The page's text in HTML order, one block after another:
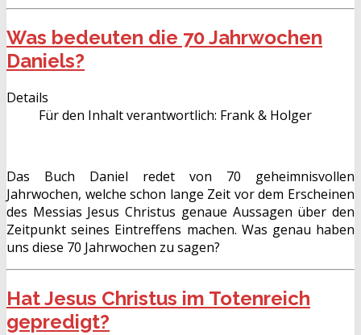
Was bedeuten die 70 Jahrwochen
Daniels?
Details
Für den Inhalt verantwortlich: Frank & Holger
Das Buch Daniel redet von 70 geheimnisvollen
Jahrwochen, welche schon lange Zeit vor dem Erscheinen
des Messias Jesus Christus genaue Aussagen über den
Zeitpunkt seines Eintreffens machen. Was genau haben
uns diese 70 Jahrwochen zu sagen?
Hat Jesus Christus im Totenreich
gepredigt?